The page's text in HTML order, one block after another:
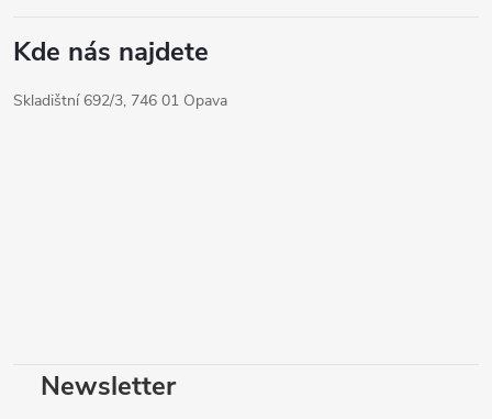
Kde nás najdete
Skladištní 692/3, 746 01 Opava
Newsletter